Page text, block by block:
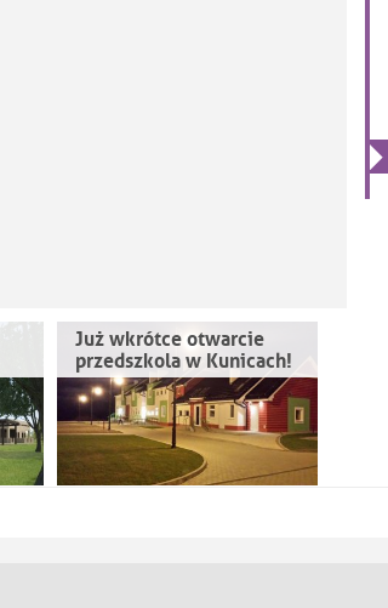
Już wkrótce otwarcie
przedszkola w Kunicach!